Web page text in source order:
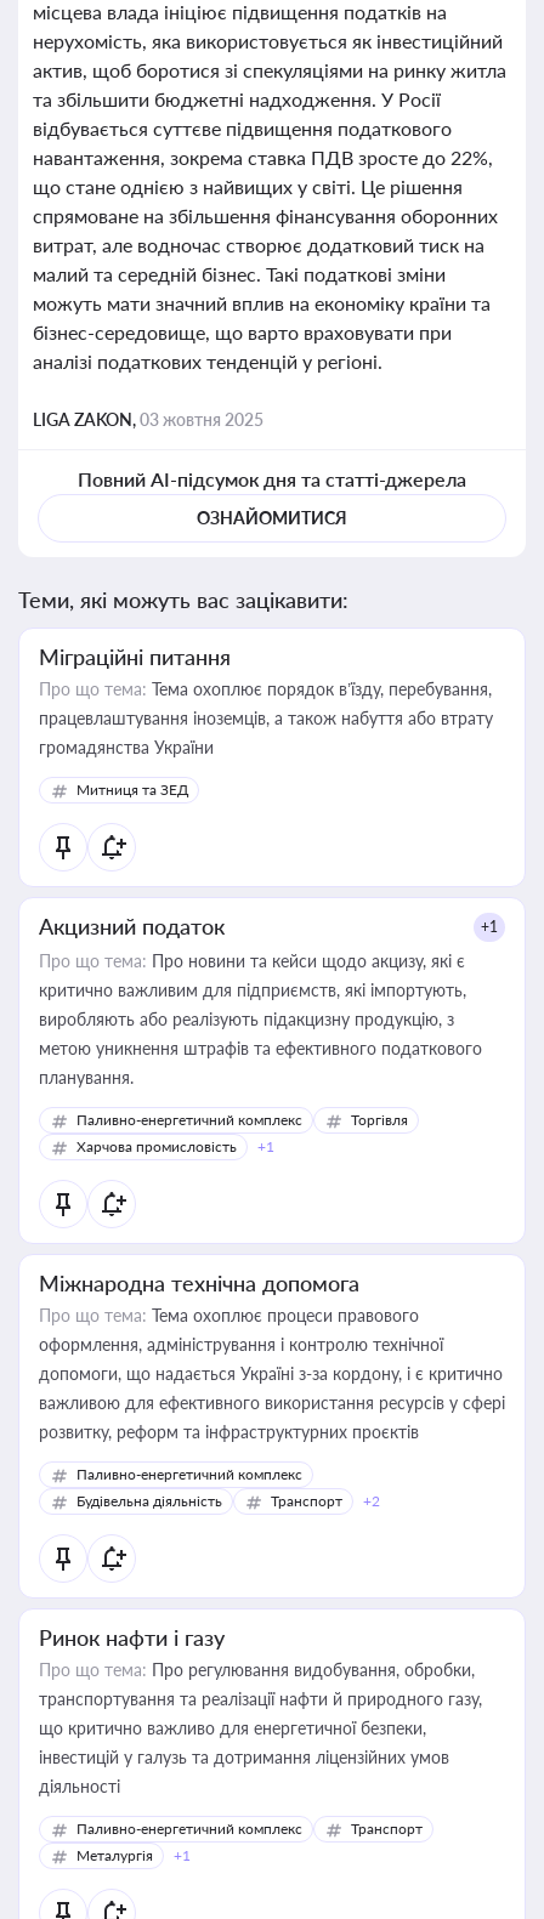
місцева влада ініціює підвищення податків на
нерухомість, яка використовується як інвестиційний
актив, щоб боротися зі спекуляціями на ринку житла
та збільшити бюджетні надходження. У Росії
відбувається суттєве підвищення податкового
навантаження, зокрема ставка ПДВ зросте до 22%,
що стане однією з найвищих у світі. Це рішення
спрямоване на збільшення фінансування оборонних
витрат, але водночас створює додатковий тиск на
малий та середній бізнес. Такі податкові зміни
можуть мати значний вплив на економіку країни та
бізнес-середовище, що варто враховувати при
аналізі податкових тенденцій у регіоні.
LIGA ZAKON,03 жовтня 2025
Повний AI-підсумок дня та статті-джерела
ОЗНАЙОМИТИСЯ
Теми, які можуть вас зацікавити:
Міграційні питання
Про що тема: Тема охоплює порядок в’їзду, перебування,
працевлаштування іноземців, а також набуття або втрату
громадянства України
Митниця та ЗЕД
Акцизний податок +1
Про що тема: Про новини та кейси щодо акцизу, які є
критично важливим для підприємств, які імпортують,
виробляють або реалізують підакцизну продукцію, з
метою уникнення штрафів та ефективного податкового
планування.
Паливно-енергетичний комплекс
Торгівля
Харчова промисловість
+1
Міжнародна технічна допомога
Про що тема: Тема охоплює процеси правового
оформлення, адміністрування і контролю технічної
допомоги, що надається Україні з-за кордону, і є критично
важливою для ефективного використання ресурсів у сфері
розвитку, реформ та інфраструктурних проєктів
Паливно-енергетичний комплекс
Будівельна діяльність
Транспорт +2
Ринок нафти і газу
Про що тема: Про регулювання видобування, обробки,
транспортування та реалізації нафти й природного газу,
що критично важливо для енергетичної безпеки,
інвестицій у галузь та дотримання ліцензійних умов
діяльності
Паливно-енергетичний комплекс
Транспорт
Металургія
+1